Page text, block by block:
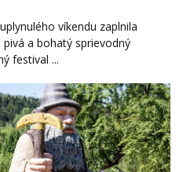
víkendu zaplnila
a bohatý sprievodný
festival ...